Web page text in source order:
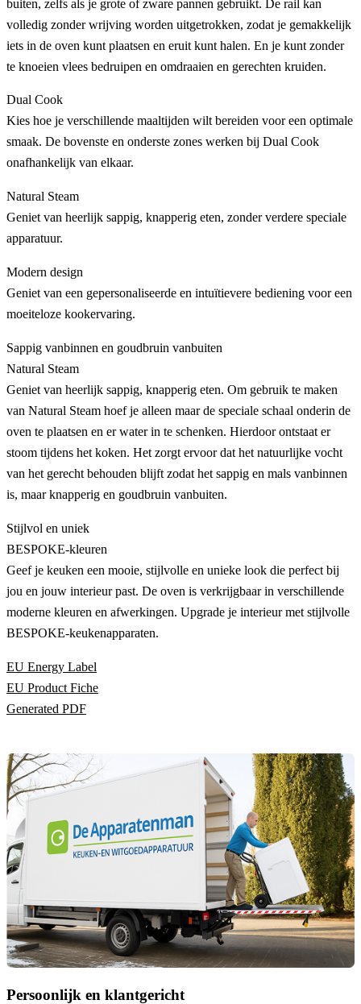
buiten, zelfs als je grote of zware pannen gebruikt. De rail kan
volledig zonder wrijving worden uitgetrokken, zodat je gemakkelijk
iets in de oven kunt plaatsen en eruit kunt halen. En je kunt zonder
te knoeien vlees bedruipen en omdraaien en gerechten kruiden.
Dual Cook
Kies hoe je verschillende maaltijden wilt bereiden voor een optimale
smaak. De bovenste en onderste zones werken bij Dual Cook
onafhankelijk van elkaar.
Natural Steam
Geniet van heerlijk sappig, knapperig eten, zonder verdere speciale
apparatuur.
Modern design
Geniet van een gepersonaliseerde en intuïtievere bediening voor een
moeiteloze kookervaring.
Sappig vanbinnen en goudbruin vanbuiten
Natural Steam
Geniet van heerlijk sappig, knapperig eten. Om gebruik te maken
van Natural Steam hoef je alleen maar de speciale schaal onderin de
oven te plaatsen en er water in te schenken. Hierdoor ontstaat er
stoom tijdens het koken. Het zorgt ervoor dat het natuurlijke vocht
van het gerecht behouden blijft zodat het sappig en mals vanbinnen
is, maar knapperig en goudbruin vanbuiten.
Stijlvol en uniek
BESPOKE-kleuren
Geef je keuken een mooie, stijlvolle en unieke look die perfect bij
jou en jouw interieur past. De oven is verkrijgbaar in verschillende
moderne kleuren en afwerkingen. Upgrade je interieur met stijlvolle
BESPOKE-keukenapparaten.
EU Energy Label
EU Product Fiche
Generated PDF
Persoonlijk en klantgericht